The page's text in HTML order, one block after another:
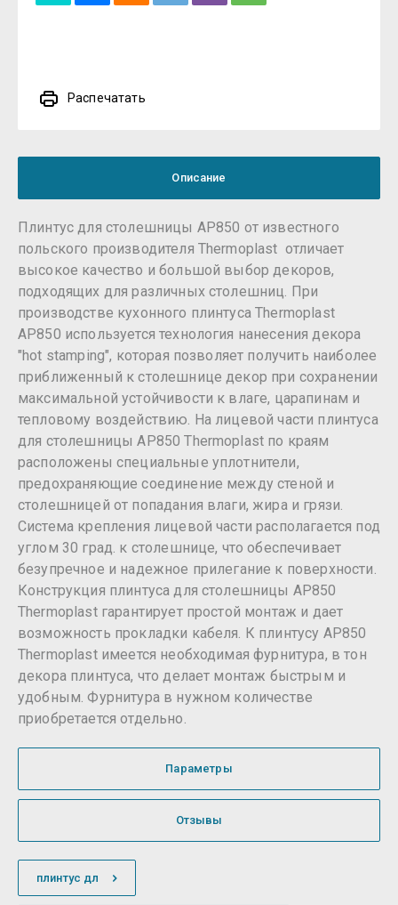
Распечатать
Описание
Плинтус для столешницы AP850 от известного
польского производителя Thermoplast отличает
высокое качество и большой выбор декоров,
подходящих для различных столешниц. При
производстве кухонного плинтуса Thermoplast
AP850 используется технология нанесения декора
"hot stamping", которая позволяет получить наиболее
приближенный к столешнице декор при сохранении
максимальной устойчивости к влаге, царапинам и
тепловому воздействию. На лицевой части плинтуса
для столешницы AP850 Thermoplast по краям
расположены специальные уплотнители,
предохраняющие соединение между стеной и
столешницей от попадания влаги, жира и грязи.
Система крепления лицевой части располагается под
углом 30 град. к столешнице, что обеспечивает
безупречное и надежное прилегание к поверхности.
Конструкция плинтуса для столешницы AP850
Thermoplast гарантирует простой монтаж и дает
возможность прокладки кабеля. К плинтусу AP850
Thermoplast имеется необходимая фурнитура, в тон
декора плинтуса, что делает монтаж быстрым и
удобным. Фурнитура в нужном количестве
приобретается отдельно.
Параметры
Отзывы
плинтус дл